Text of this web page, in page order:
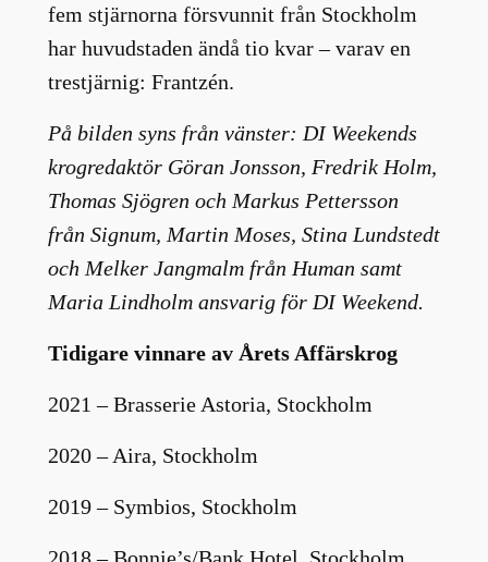
fem stjärnorna försvunnit från Stockholm
har huvudstaden ändå tio kvar – varav en
trestjärnig: Frantzén.
På bilden syns från vänster: DI Weekends
krogredaktör Göran Jonsson, Fredrik Holm,
Thomas Sjögren och Markus Pettersson
från Signum, Martin Moses, Stina Lundstedt
och Melker Jangmalm från Human samt
Maria Lindholm ansvarig för DI Weekend.
Tidigare vinnare av Årets Affärskrog
2021 – Brasserie Astoria, Stockholm
2020 – Aira, Stockholm
2019 – Symbios, Stockholm